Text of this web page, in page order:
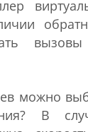
можно
В